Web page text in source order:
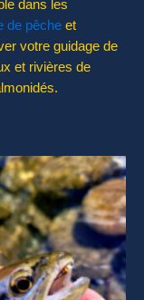
dans les
de pêche et
votre guidage de
et rivières de
légende